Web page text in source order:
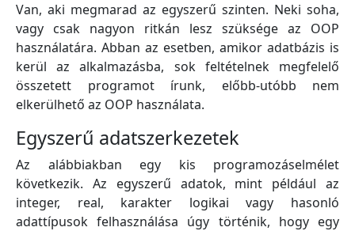
Van, aki megmarad az egyszerű szinten. Neki soha,
vagy csak nagyon ritkán lesz szüksége az OOP
használatára. Abban az esetben, amikor adatbázis is
kerül az alkalmazásba, sok feltételnek megfelelő
összetett programot írunk, előbb-utóbb nem
elkerülhető az OOP használata.
Egyszerű adatszerkezetek
Az alábbiakban egy kis programozáselmélet
következik. Az egyszerű adatok, mint például az
integer, real, karakter logikai vagy hasonló
adattípusok felhasználása úgy történik, hogy egy